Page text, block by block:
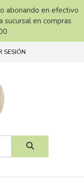
abonando en efectivo
sucursal en compras
SESIÓN